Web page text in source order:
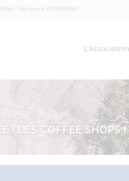
Découvrir Amsterdam
L’Association
: LES COFFEE SHOPS !